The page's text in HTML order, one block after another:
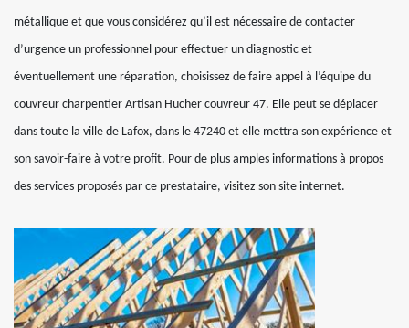
métallique et que vous considérez qu’il est nécessaire de contacter
d’urgence un professionnel pour effectuer un diagnostic et
éventuellement une réparation, choisissez de faire appel à l’équipe du
couvreur charpentier Artisan Hucher couvreur 47. Elle peut se déplacer
dans toute la ville de Lafox, dans le 47240 et elle mettra son expérience et
son savoir-faire à votre profit. Pour de plus amples informations à propos
des services proposés par ce prestataire, visitez son site internet.